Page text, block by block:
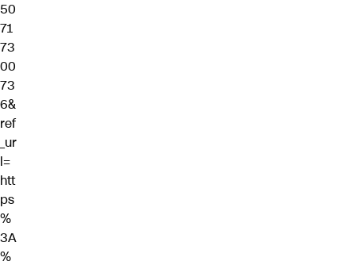
50
71
73
00
73
6&
ref
_ur
l=
htt
ps
%
3A
%